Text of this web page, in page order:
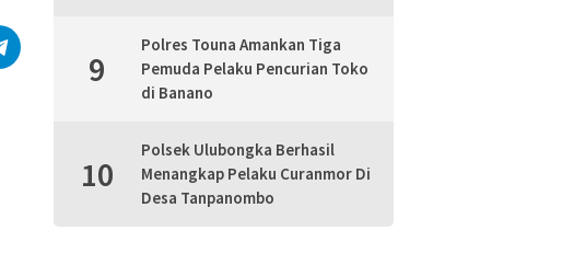
9
Polres Touna Amankan Tiga
Pemuda Pelaku Pencurian Toko
di Banano
10
Polsek Ulubongka Berhasil
Menangkap Pelaku Curanmor Di
Desa Tanpanombo